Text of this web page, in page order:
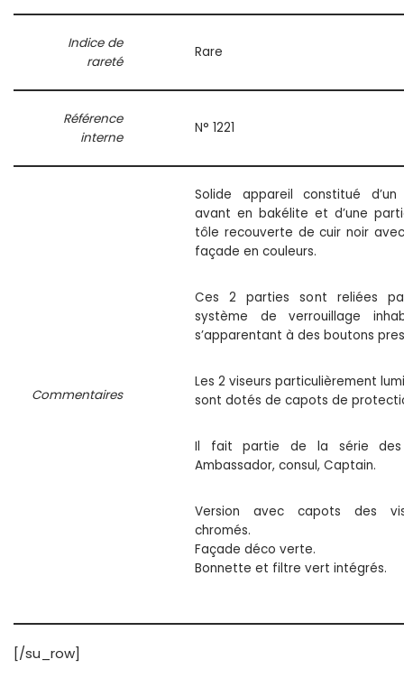
Indice de
rareté
Rare
Référence
interne
N° 1221
Commentaires
Solide appareil constitué d’un
avant en bakélite et d’une
tôle recouverte de cuir noir
façade en couleurs.
Ces 2 parties sont reliées
système de verrouillage
s’apparentant à des boutons
Les 2 viseurs particulièrement
sont dotés de capots de
Il fait partie de la série des
Ambassador, consul, Captain.
Version avec capots des
chromés.
Façade déco verte.
Bonnette et filtre vert intégrés.
[/su_row]